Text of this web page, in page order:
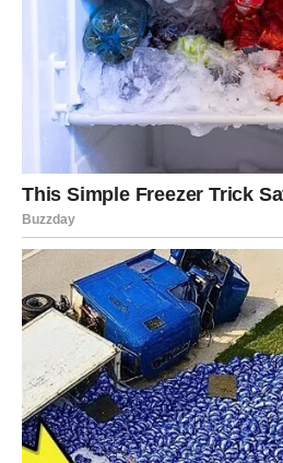
Poglavlje u kojem će birati svoj
problema.
Poglavlje u kojem će njena
prioritet.